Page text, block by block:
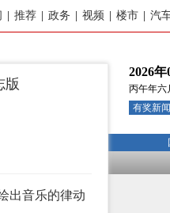
推荐 政务 视频 楼市 汽
2026年
丙午年六
有奖新
版
出音乐的律动